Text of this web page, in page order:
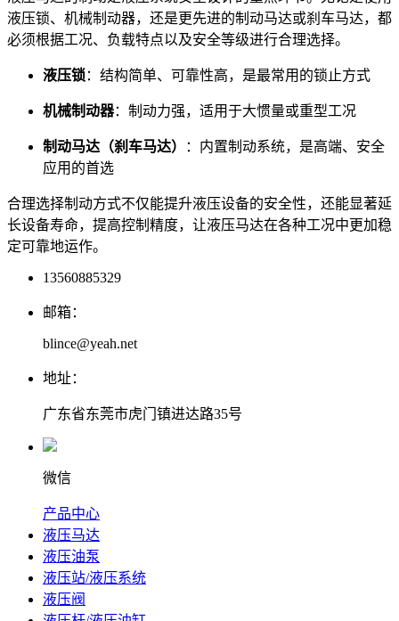
液压锁、机械制动器，还是更先进的制动马达或刹车马达，都
必须根据工况、负载特点以及安全等级进行合理选择。
液压锁 ：结构简单、可靠性高，是最常用的锁止方式
机械制动器：制动力强，适用于大惯量或重型工况
制动马达（刹车马达）
：内置制动系统，是高端、安全
应用的首选
合理选择制动方式不仅能提升液压设备的安全性，还能显著延
长设备寿命，提高控制精度，让液压马达在各种工况中更加稳
定可靠地运作。
13560885329
邮箱：
blince@yeah.net
地址：
广东省东莞市虎门镇进达路35号
微信
产品中心
液压马达
液压油泵
液压站/液压系统
液压阀